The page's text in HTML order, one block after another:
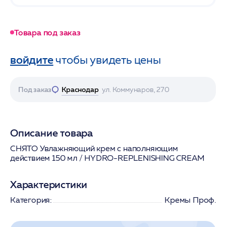
Товара под заказ
войдитечтобы увидеть цены
Под заказ Краснодар ул. Коммунаров, 270
Описание товара
СНЯТО Увлажняющий крем с наполняющим
действием 150 мл / HYDRO-REPLENISHING CREAM
Характеристики
Категория: Кремы Проф.